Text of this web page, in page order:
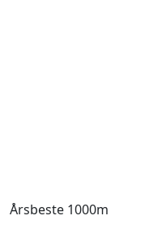
Årsbeste 1000m